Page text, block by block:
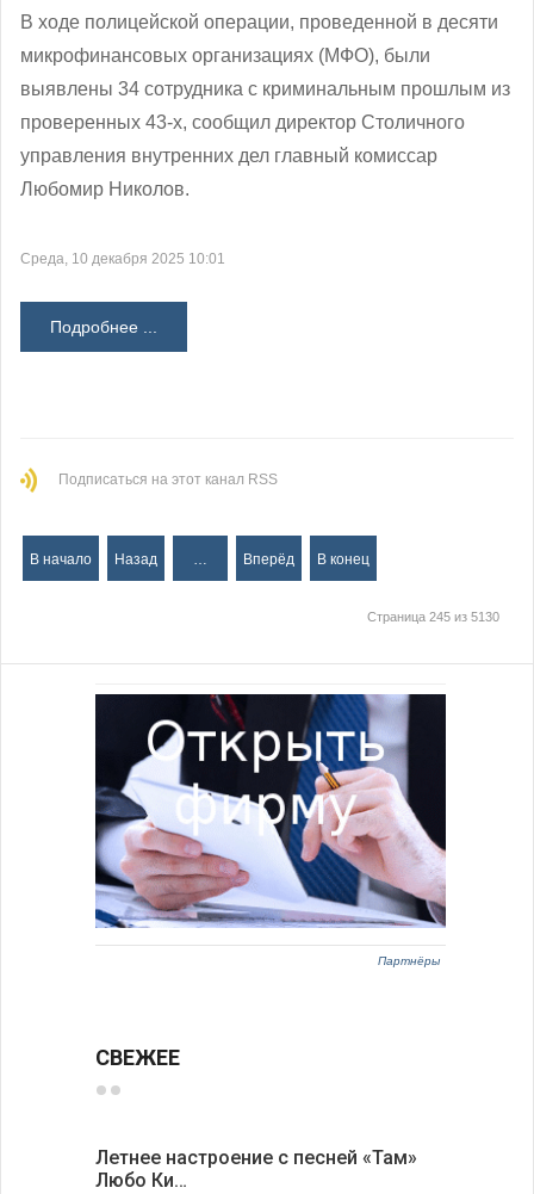
В ходе полицейской операции, проведенной в десяти
микрофинансовых организациях (МФО), были
выявлены 34 сотрудника с криминальным прошлым из
проверенных 43-х, сообщил директор Столичного
управления внутренних дел главный комиссар
Любомир Николов.
Среда, 10 декабря 2025 10:01
Подробнее ...
Подписаться на этот канал RSS
В начало Назад … Вперёд В конец
Страница 245 из 5130
Партнёры
СВЕЖЕЕ
Летнее настроение с песней «Там»
Любо Ки…